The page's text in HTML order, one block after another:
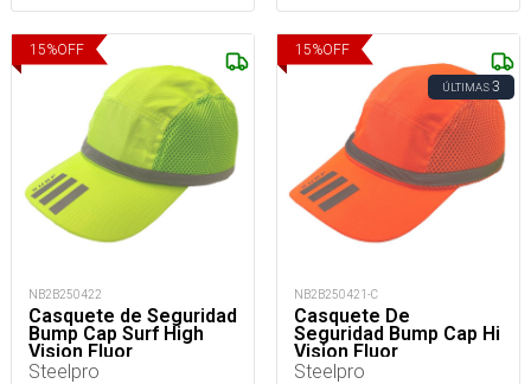
15%OFF
NB2B250422
Casquete de Seguridad
Bump Cap Surf High
Vision Fluor
Steelpro
15%OFF
ÚLTIMAS3
NB2B250421-C
Casquete De
Seguridad Bump Cap Hi
Vision Fluor
Steelpro